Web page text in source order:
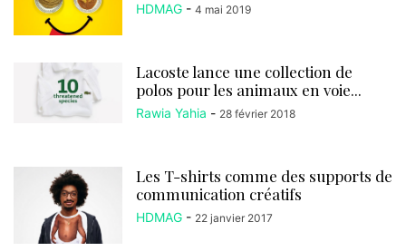
HDMAG - 4 mai 2019
Lacoste lance une collection de
polos pour les animaux en voie...
Rawia Yahia - 28 février 2018
Les T-shirts comme des supports de
communication créatifs
HDMAG - 22 janvier 2017